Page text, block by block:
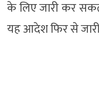
के लिए जारी कर
यह आदेश फिर से जारी